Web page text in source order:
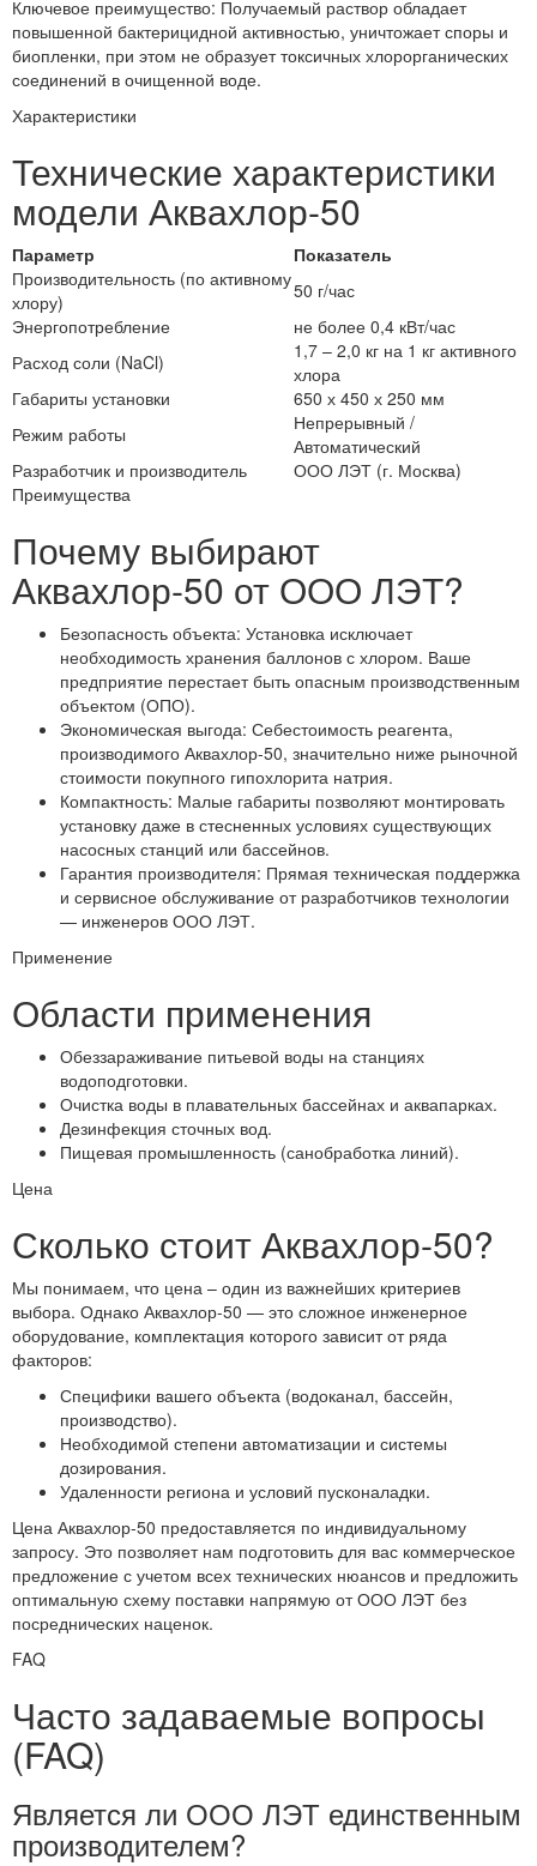
Ключевое преимущество: Получаемый раствор обладает
повышенной бактерицидной активностью, уничтожает споры и
биопленки, при этом не образует токсичных хлорорганических
соединений в очищенной воде.
Характеристики
Технические характеристики
модели Аквахлор-50
Параметр
Показатель
Производительность (по активному
хлору)
50 г/час
Энергопотребление
не более 0,4 кВт/час
Расход соли (NaCl)
1,7 – 2,0 кг на 1 кг активного
хлора
Габариты установки
650 х 450 х 250 мм
Режим работы
Непрерывный /
Автоматический
Разработчик и производитель
ООО ЛЭТ (г. Москва)
Преимущества
Почему выбирают
Аквахлор-50 от ООО ЛЭТ?
Безопасность объекта: Установка исключает
необходимость хранения баллонов с хлором. Ваше
предприятие перестает быть опасным производственным
объектом (ОПО).
Экономическая выгода: Себестоимость реагента,
производимого Аквахлор-50, значительно ниже рыночной
стоимости покупного гипохлорита натрия.
Компактность: Малые габариты позволяют монтировать
установку даже в стесненных условиях существующих
насосных станций или бассейнов.
Гарантия производителя: Прямая техническая поддержка
и сервисное обслуживание от разработчиков технологии
— инженеров ООО ЛЭТ.
Применение
Области применения
Обеззараживание питьевой воды на станциях
водоподготовки.
Очистка воды в плавательных бассейнах и аквапарках.
Дезинфекция сточных вод.
Пищевая промышленность (санобработка линий).
Цена
Сколько стоит Аквахлор-50?
Мы понимаем, что цена – один из важнейших критериев
выбора. Однако Аквахлор-50 — это сложное инженерное
оборудование, комплектация которого зависит от ряда
факторов:
Специфики вашего объекта (водоканал, бассейн,
производство).
Необходимой степени автоматизации и системы
дозирования.
Удаленности региона и условий пусконаладки.
Цена Аквахлор-50 предоставляется по индивидуальному
запросу. Это позволяет нам подготовить для вас коммерческое
предложение с учетом всех технических нюансов и предложить
оптимальную схему поставки напрямую от ООО ЛЭТ без
посреднических наценок.
FAQ
Часто задаваемые вопросы
(FAQ)
Является ли ООО ЛЭТ единственным
производителем?